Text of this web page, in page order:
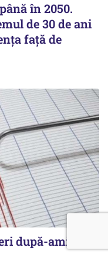
în 2050.
de 30 de ani
faţă de
după-amiază